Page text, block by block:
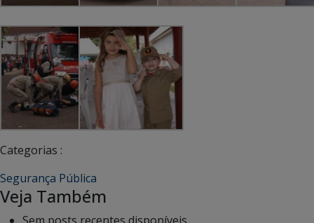
Categorias :
Segurança Pública
Veja Também
Sem posts recentes disponíveis.